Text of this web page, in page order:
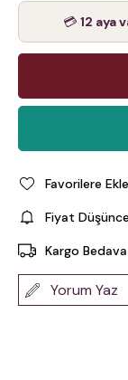
💳 12 aya
Favorilere Ekle
Fiyat
Kargo Bedava
Yorum Yaz